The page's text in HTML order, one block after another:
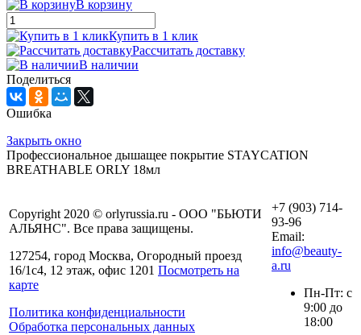
В корзину
Купить в 1 клик
Рассчитать доставку
В наличии
Поделиться
Ошибка
Закрыть окно
Профессиональное дышащее покрытие STAYCATION
BREATHABLE ORLY 18мл
Copyright 2020 © orlyrussia.ru - ООО "БЬЮТИ
АЛЬЯНС". Все права защищены.
127254, город Москва, Огородный проезд
16/1с4, 12 этаж, офис 1201 Посмотреть на
карте
Политика конфиденциальности
Обработка персональных данных
+7 (903) 714-
93-96
Email:
info@beauty-
a.ru
Пн-Пт: с
9:00 до
18:00